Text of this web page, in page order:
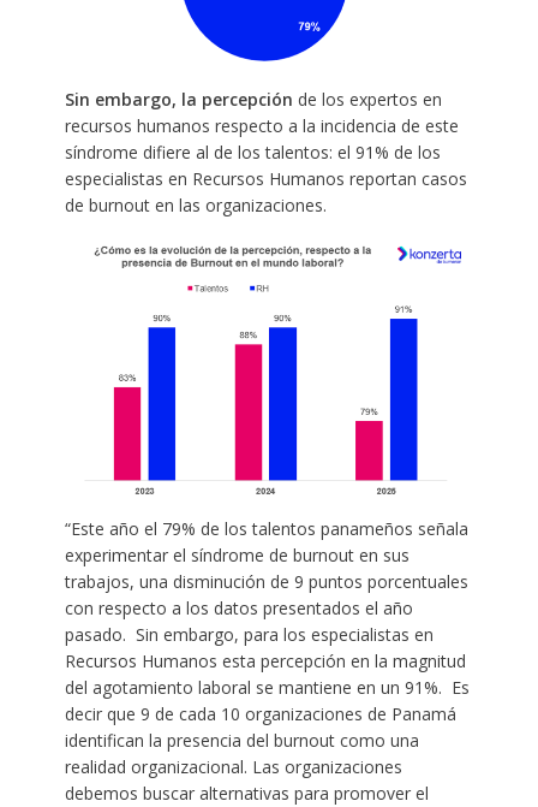
Sin embargo, la percepción de los expertos en
recursos humanos respecto a la incidencia de este
síndrome difiere al de los talentos: el 91% de los
especialistas en Recursos Humanos reportan casos
de burnout en las organizaciones.
“Este año el 79% de los talentos panameños señala
experimentar el síndrome de burnout en sus
trabajos, una disminución de 9 puntos porcentuales
con respecto a los datos presentados el año
pasado. Sin embargo, para los especialistas en
Recursos Humanos esta percepción en la magnitud
del agotamiento laboral se mantiene en un 91%. Es
decir que 9 de cada 10 organizaciones de Panamá
identifican la presencia del burnout como una
realidad organizacional. Las organizaciones
debemos buscar alternativas para promover el